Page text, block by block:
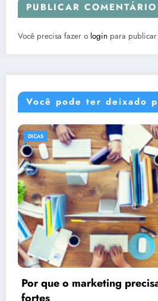
PUBLICAR COMENTÁRIO
Você precisa fazer o login para
Você pode ter deixado
DICAS